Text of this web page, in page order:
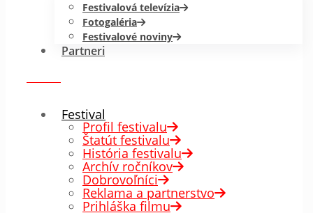
Festivalová televízia
Fotogaléria
Festivalové noviny
Partneri
Festival
Profil festivalu
Štatút festivalu
História festivalu
Archív ročníkov
Dobrovoľníci
Reklama a partnerstvo
Prihláška filmu